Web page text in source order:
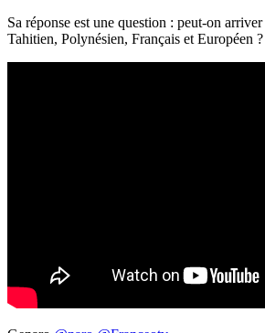
Sa réponse est une question : peut-on
Tahitien, Polynésien, Français et Européen